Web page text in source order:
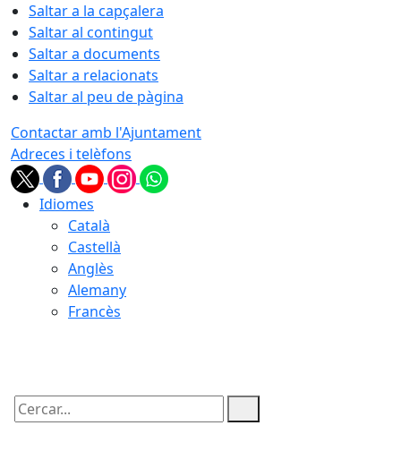
Saltar a la capçalera
Saltar al contingut
Saltar a documents
Saltar a relacionats
Saltar al peu de pàgina
Contactar amb l'Ajuntament
Adreces i telèfons
Idiomes
Català
Castellà
Anglès
Alemany
Francès
Cercar: